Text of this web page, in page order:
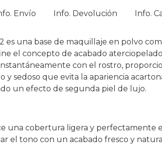
Envío Info. Devolución Info.
es una base de maquillaje en polvo
el concepto de acabado
con el rostro,
y sedoso que evita la apariencia
un efecto de segunda piel de lujo.
una cobertura ligera y perfectamente
el tono con un acabado fresco y